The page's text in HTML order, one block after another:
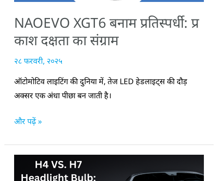
NAOEVO XGT6 बनाम प्रतिस्पर्धी: प्र
काश दक्षता का संग्राम
२८ फरवरी, २०२५
ऑटोमोटिव लाइटिंग की दुनिया में, तेज LED हेडलाइट्स की दौड़
अक्सर एक अंधा पीछा बन जाती है।
और पढ़ें »
बनाम